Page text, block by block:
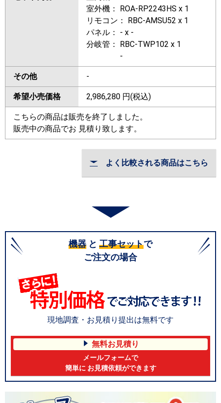
室外機： ROA-RP2243HS x 1
リモコン： RBC-AMSU52 x 1
パネル： - x -
分岐管： RBC-TWP102 x 1
-
その他 -
希望小売価格 2,986,280 円(税込)
こちらの商品は販売を終了しました。
販売中の商品でお 見積り致します。
よく比較される商品はこちら
機器 と 工事セットで
ご注文の場合
現地調査・お見積り提出は無料です
無料お見積り
メールフォームで
簡単に お見積依頼ができます